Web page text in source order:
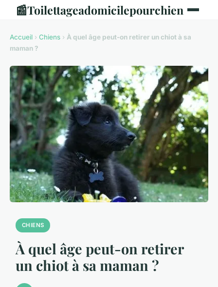
📰Toilettageadomicilepourchien
Accueil › Chiens › À quel âge peut-on retirer un chiot à sa
maman ?
CHIENS
À quel âge peut-on retirer
un chiot à sa maman ?